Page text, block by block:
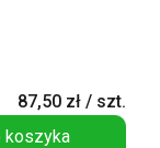
87,50 zł / szt.
koszyka